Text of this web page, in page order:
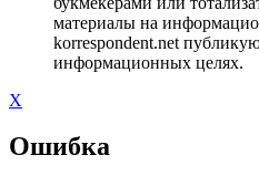
материалы на
korrespondent.net
информационных целях.
X
Ошибка